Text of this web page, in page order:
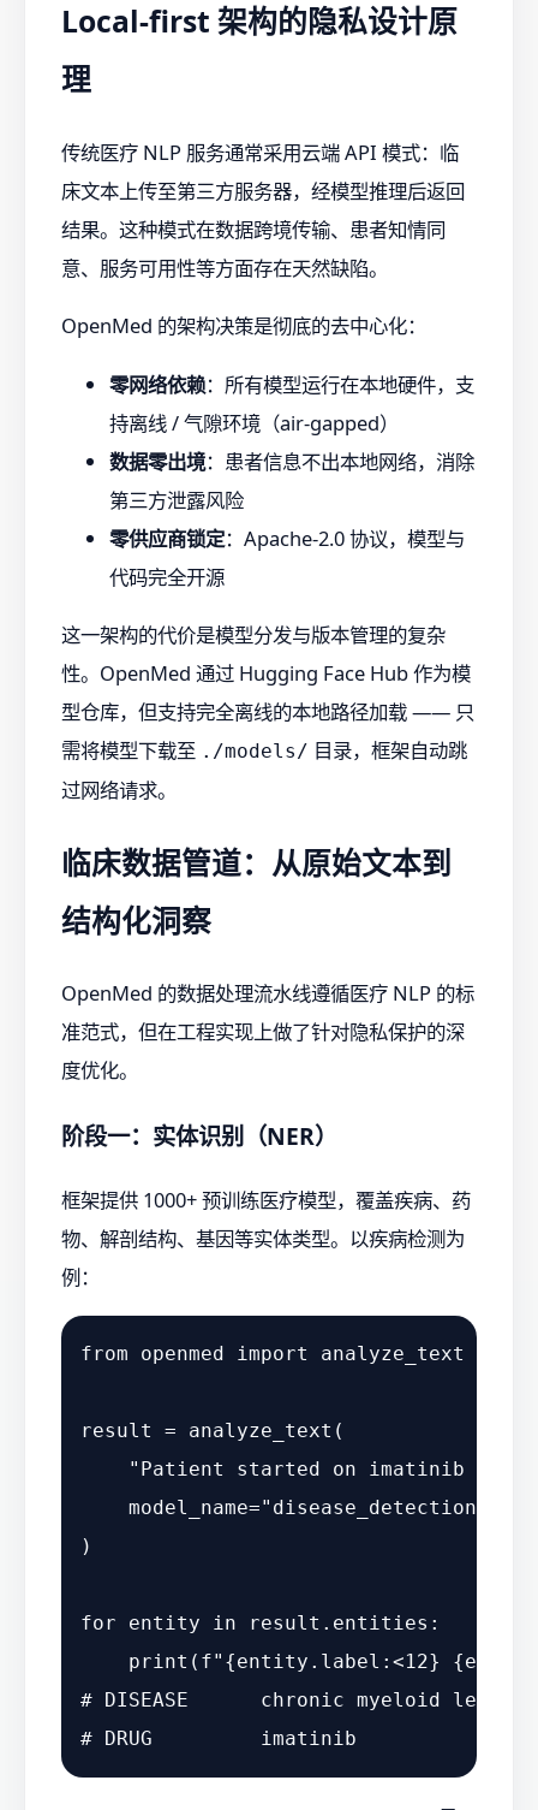
Local-first 架构的隐私设计原
理
传统医疗 NLP 服务通常采用云端 API 模式：临
床文本上传至第三方服务器，经模型推理后返回
结果。这种模式在数据跨境传输、患者知情同
意、服务可用性等方面存在天然缺陷。
OpenMed 的架构决策是彻底的去中心化：
零网络依赖：所有模型运行在本地硬件，支
持离线 / 气隙环境（air-gapped）
数据零出境：患者信息不出本地网络，消除
第三方泄露风险
零供应商锁定：Apache-2.0 协议，模型与
代码完全开源
这一架构的代价是模型分发与版本管理的复杂
性。OpenMed 通过 Hugging Face Hub 作为模
型仓库，但支持完全离线的本地路径加载 —— 只
需将模型下载至 ./models/ 目录，框架自动跳
过网络请求。
临床数据管道：从原始文本到
结构化洞察
OpenMed 的数据处理流水线遵循医疗 NLP 的标
准范式，但在工程实现上做了针对隐私保护的深
度优化。
阶段一：实体识别（NER）
框架提供 1000+ 预训练医疗模型，覆盖疾病、药
物、解剖结构、基因等实体类型。以疾病检测为
例：
from openmed import analyze_text
result = analyze_text(
"Patient started on imatinib for
    model_name=
)
for entity in result.entities:
print ( f" {entity.label:<12}
# DISEASE      chronic myeloid
# DRUG         imatinib